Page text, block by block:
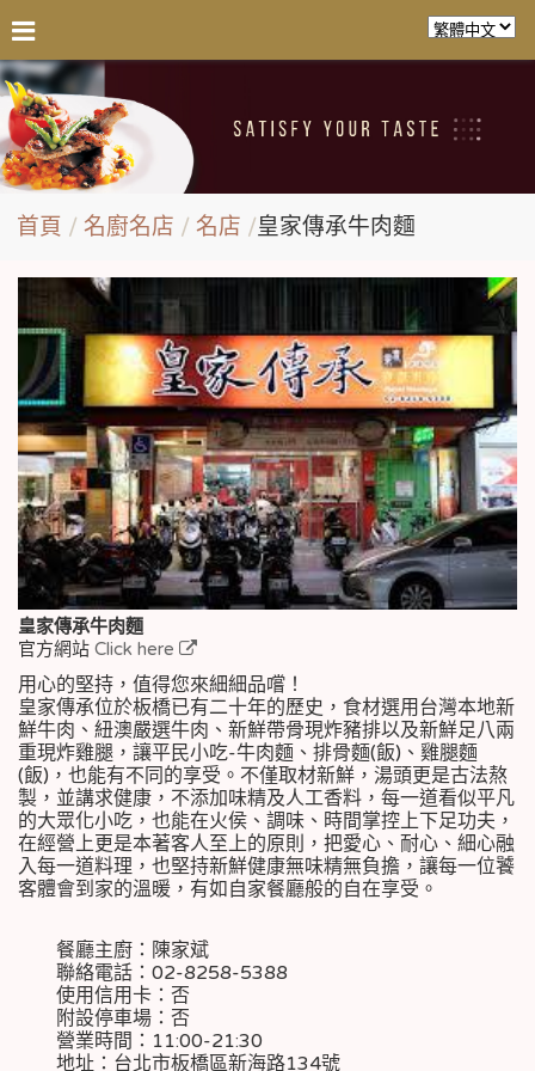
首頁 名廚名店 名店 皇家傳承牛肉麵
皇家傳承牛肉麵
官方網站 Click here
用心的堅持，值得您來細細品嚐！
皇家傳承位於板橋已有二十年的歷史，食材選用台灣本地新
鮮牛肉、紐澳嚴選牛肉、新鮮帶骨現炸豬排以及新鮮足八兩
重現炸雞腿，讓平民小吃-牛肉麵、排骨麵(飯)、雞腿麵
(飯)，也能有不同的享受。不僅取材新鮮，湯頭更是古法熬
製，並講求健康，不添加味精及人工香料，每一道看似平凡
的大眾化小吃，也能在火侯、調味、時間掌控上下足功夫，
在經營上更是本著客人至上的原則，把愛心、耐心、細心融
入每一道料理，也堅持新鮮健康無味精無負擔，讓每一位饕
客體會到家的溫暖，有如自家餐廳般的自在享受。
餐廳主廚：陳家斌
聯絡電話：02-8258-5388
使用信用卡：否
附設停車場：否
營業時間：11:00-21:30
地址：台北市板橋區新海路134號